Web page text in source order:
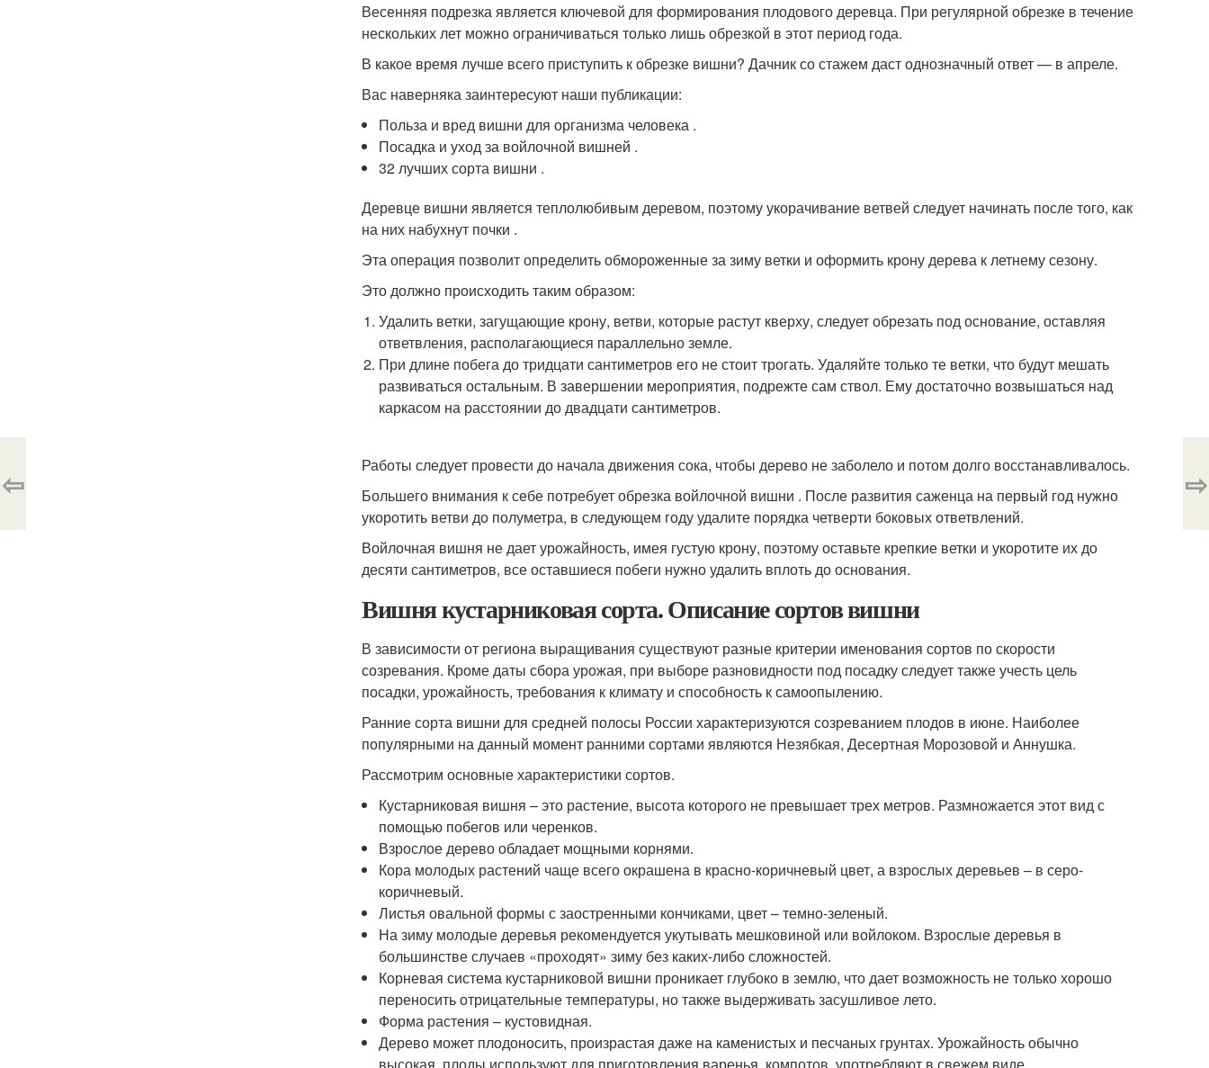
Весенняя подрезка является ключевой для формирования плодового деревца. При регулярной обрезке в течение
нескольких лет можно ограничиваться только лишь обрезкой в этот период года.
В какое время лучше всего приступить к обрезке вишни? Дачник со стажем даст однозначный ответ — в апреле.
Вас наверняка заинтересуют наши публикации:
Польза и вред вишни для организма человека .
Посадка и уход за войлочной вишней .
32 лучших сорта вишни .
Деревце вишни является теплолюбивым деревом, поэтому укорачивание ветвей следует начинать после того, как
на них набухнут почки .
Эта операция позволит определить обмороженные за зиму ветки и оформить крону дерева к летнему сезону.
Это должно происходить таким образом:
Удалить ветки, загущающие крону, ветви, которые растут кверху, следует обрезать под основание, оставляя
ответвления, располагающиеся параллельно земле.
При длине побега до тридцати сантиметров его не стоит трогать. Удаляйте только те ветки, что будут мешать
развиваться остальным. В завершении мероприятия, подрежте сам ствол. Ему достаточно возвышаться над
каркасом на расстоянии до двадцати сантиметров.
Работы следует провести до начала движения сока, чтобы дерево не заболело и потом долго восстанавливалось.
Большего внимания к себе потребует обрезка войлочной вишни . После развития саженца на первый год нужно
укоротить ветви до полуметра, в следующем году удалите порядка четверти боковых ответвлений.
Войлочная вишня не дает урожайность, имея густую крону, поэтому оставьте крепкие ветки и укоротите их до
десяти сантиметров, все оставшиеся побеги нужно удалить вплоть до основания.
Вишня кустарниковая сорта. Описание сортов вишни
В зависимости от региона выращивания существуют разные критерии именования сортов по скорости
созревания. Кроме даты сбора урожая, при выборе разновидности под посадку следует также учесть цель
посадки, урожайность, требования к климату и способность к самоопылению.
Ранние сорта вишни для средней полосы России характеризуются созреванием плодов в июне. Наиболее
популярными на данный момент ранними сортами являются Незябкая, Десертная Морозовой и Аннушка.
Рассмотрим основные характеристики сортов.
Кустарниковая вишня – это растение, высота которого не превышает трех метров. Размножается этот вид с
помощью побегов или черенков.
Взрослое дерево обладает мощными корнями.
Кора молодых растений чаще всего окрашена в красно-коричневый цвет, а взрослых деревьев – в серо-
коричневый.
Листья овальной формы с заостренными кончиками, цвет – темно-зеленый.
На зиму молодые деревья рекомендуется укутывать мешковиной или войлоком. Взрослые деревья в
большинстве случаев «проходят» зиму без каких-либо сложностей.
Корневая система кустарниковой вишни проникает глубоко в землю, что дает возможность не только хорошо
переносить отрицательные температуры, но также выдерживать засушливое лето.
Форма растения – кустовидная.
Дерево может плодоносить, произрастая даже на каменистых и песчаных грунтах. Урожайность обычно
⇦ ⇨